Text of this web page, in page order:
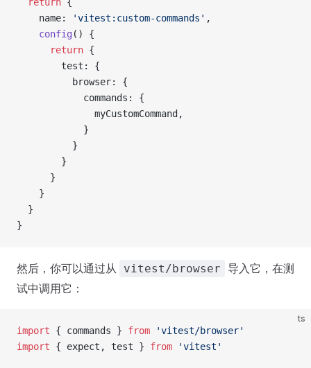
    name:
'vitest:custom-commands' ,
    config
() {
      return
{
        test: {
          browser: {
            commands: {
              myCustomCommand,
            }
          }
        }
      }
    }
  }
}
然后，你可以通过从 vitest/browser 导入它，在测
试中调用它：
ts
import { commands } from 'vitest/browser'
import { expect, test } from 'vitest'